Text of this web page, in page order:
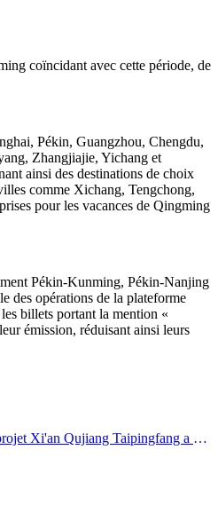
coïncidant avec cette période, de
Pékin, Guangzhou, Chengdu,
Zhangjiajie, Yichang et
ainsi des destinations de choix
comme Xichang, Tengchong,
pour les vacances de Qingming
Pékin-Kunming, Pékin-Nanjing
des opérations de la plateforme
billets portant la mention «
émission, réduisant ainsi leurs
Next:Le projet Xi'an Qujiang Taipingfang a officiellement débuté sa construction, avec une superficie totale de 137 000 mètres carrés.